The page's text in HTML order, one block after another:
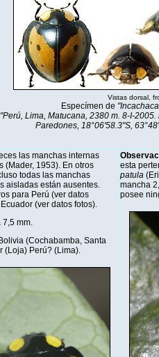
Vistas dorsal,
Especímen de
"Perú, Lima, Matucana, 2380 m. 8-I-
Paredones, 18°06'58.3"S,
las manchas internas
(Mader, 1953). En otros
todas las manchas
aisladas están ausentes.
para Perú (ver datos
(ver datos fotos).
7,5 mm.
(Cochabamba, Santa
(Loja) Perú? (Lima).
esta
patula
mancha
posee